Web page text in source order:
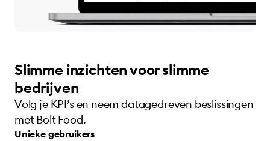
Slimme inzichten voor slimme
bedrijven
Volg je KPI’s en neem datagedreven beslissingen
met Bolt Food.
Unieke gebruikers